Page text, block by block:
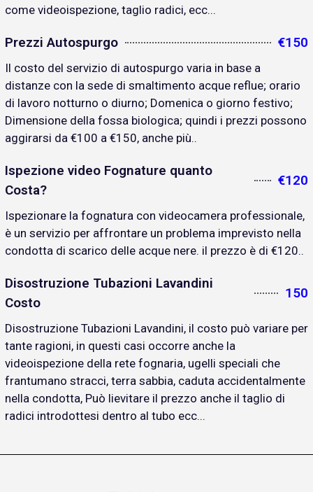
come videoispezione, taglio radici, ecc...
Prezzi Autospurgo €150
Il costo del servizio di autospurgo varia in base a
distanze con la sede di smaltimento acque reflue; orario
di lavoro notturno o diurno; Domenica o giorno festivo;
Dimensione della fossa biologica; quindi i prezzi possono
aggirarsi da €100 a €150, anche più..
Ispezione video Fognature quanto
Costa?
€120
Ispezionare la fognatura con videocamera professionale,
è un servizio per affrontare un problema imprevisto nella
condotta di scarico delle acque nere. il prezzo è di €120..
Disostruzione Tubazioni Lavandini
Costo
150
Disostruzione Tubazioni Lavandini, il costo può variare per
tante ragioni, in questi casi occorre anche la
videoispezione della rete fognaria, ugelli speciali che
frantumano stracci, terra sabbia, caduta accidentalmente
nella condotta, Può lievitare il prezzo anche il taglio di
radici introdottesi dentro al tubo ecc...